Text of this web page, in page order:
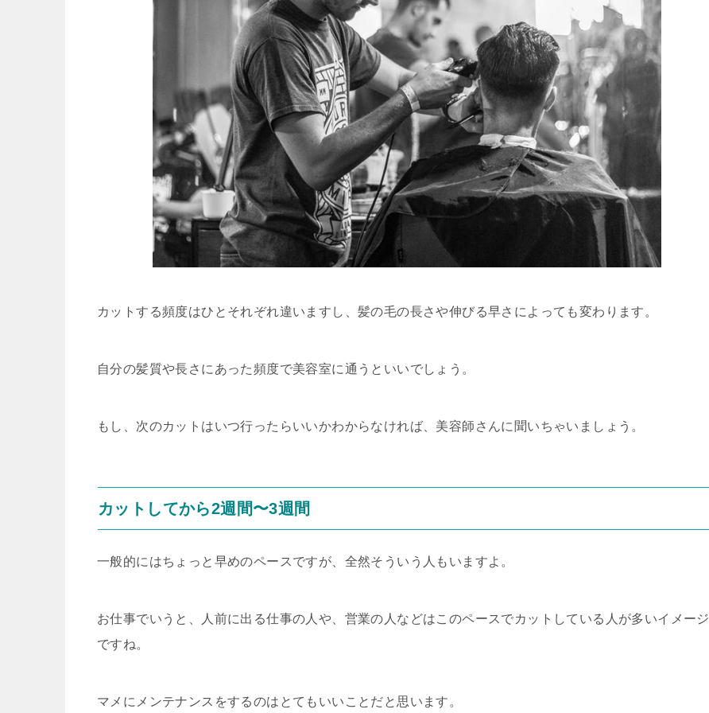
カットする頻度はひとそれぞれ違いますし、髪の毛の長さや伸びる早さによっても変わります。
自分の髪質や長さにあった頻度で美容室に通うといいでしょう。
もし、次のカットはいつ行ったらいいかわからなければ、美容師さんに聞いちゃいましょう。
カットしてから2週間〜3週間
一般的にはちょっと早めのペースですが、全然そういう人もいますよ。
お仕事でいうと、人前に出る仕事の人や、営業の人などはこのペースでカットしている人が多いイメージ
ですね。
マメにメンテナンスをするのはとてもいいことだと思います。